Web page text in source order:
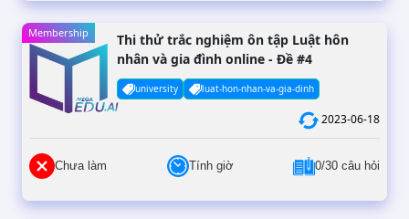
Membership
Thi thử trắc nghiệm ôn tập Luật hôn
nhân và gia đình online - Đề #4
university luat-hon-nhan-va-gia-dinh
2023-06-18
Chưa làm Tính giờ 0/30 câu hỏi